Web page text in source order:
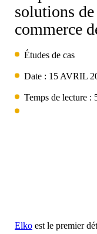
Protection des
Bricolage et
Hypermarché et
Santé et beauté
EcosystèmeOneKEY
SerruresLIVE
MagStand
Zips
Durabilité
Carrières à InVue
Blog
solutions
commerce
Études de cas
Date : 15 AVRIL
Temps de lecture :
Elko est le premier